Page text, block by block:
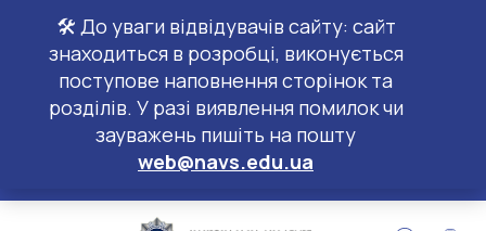
🛠️ До уваги відвідувачів сайту: сайт
знаходиться в розробці, виконується
поступове наповнення сторінок та
розділів. У разі виявлення помилок чи
зауважень пишіть на пошту
web@navs.edu.ua